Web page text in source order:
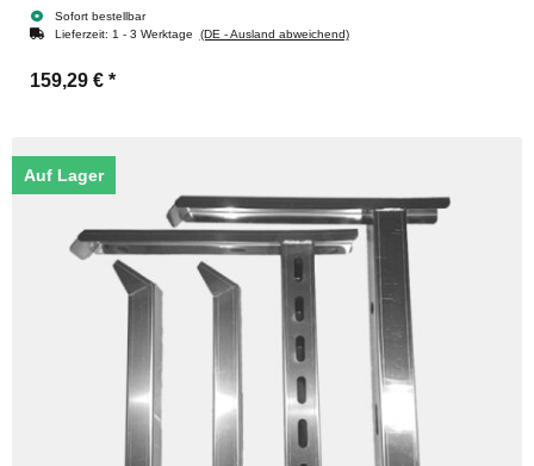
Sofort bestellbar
Lieferzeit: 1 - 3 Werktage (DE - Ausland abweichend)
159,29 € *
Auf Lager